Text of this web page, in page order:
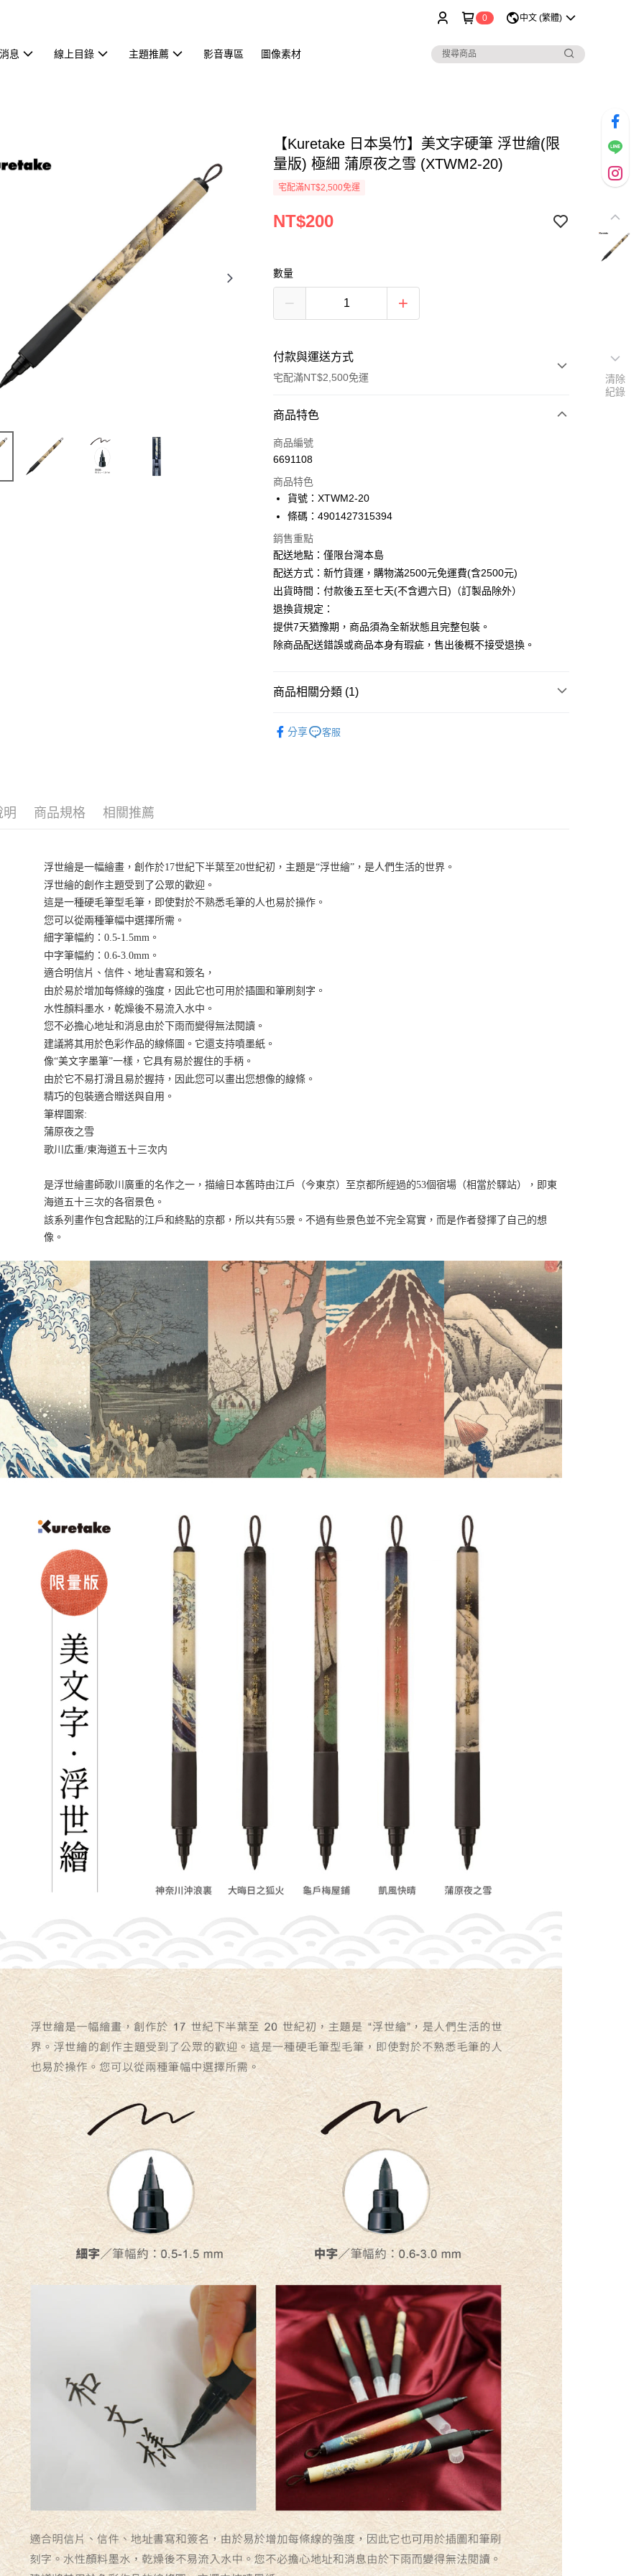
0 中文 (繁體)
息 線上目錄 主題推薦 影音專區 圖像素材
【Kuretake 日本吳竹】美文字硬筆 浮世繪(限
量版) 極細 蒲原夜之雪 (XTWM2-20)
宅配滿NT$2,500免運
NT$200
數量
付款與運送方式
宅配滿NT$2,500免運
付款方式
信用卡一次付款
街口支付
悠遊付
ATM付款
運送方式
下單前請先詢問庫存
每筆NT$130，滿NT$2,500(含以上)免運費
商品特色
商品編號
6691108
商品特色
貨號：XTWM2-20
條碼：4901427315394
銷售重點
配送地點：僅限台灣本島
配送方式：新竹貨運，購物滿2500元免運費(含2500元)
出貨時間：付款後五至七天(不含週六日)（訂製品除外）
退換貨規定：
提供7天猶豫期，商品須為全新狀態且完整包裝。
除商品配送錯誤或商品本身有瑕疵，售出後概不接受退換。
商品相關分類 (1)
分享
客服
明 商品規格 相關推薦
浮世繪是一幅繪畫，創作於17世紀下半葉至20世紀初，主題是“浮世繪”，是人們生活的世界。
浮世繪的創作主題受到了公眾的歡迎。
這是一種硬毛筆型毛筆，即使對於不熟悉毛筆的人也易於操作。
您可以從兩種筆幅中選擇所需。
細字筆幅約：0.5-1.5mm。
中字筆幅約：0.6-3.0mm。
適合明信片、信件、地址書寫和簽名，
由於易於增加每條線的強度，因此它也可用於插圖和筆刷刻字。
水性顏料墨水，乾燥後不易流入水中。
您不必擔心地址和消息由於下雨而變得無法閱讀。
建議將其用於色彩作品的線條圖。它還支持噴墨紙。
像“美文字墨筆”一樣，它具有易於握住的手柄。
由於它不易打滑且易於握持，因此您可以畫出您想像的線條。
精巧的包裝適合贈送與自用。
筆桿圖案:
蒲原夜之雪
歌川広重/東海道五十三次内
是浮世繪畫師歌川廣重的名作之一，描繪日本舊時由江戶（今東京）至京都所經過的53個宿場（相當於驛站），即東
海道五十三次的各宿景色。
該系列畫作包含起點的江戶和終點的京都，所以共有55景。不過有些景色並不完全寫實，而是作者發揮了自己的想
像。
清除
紀錄